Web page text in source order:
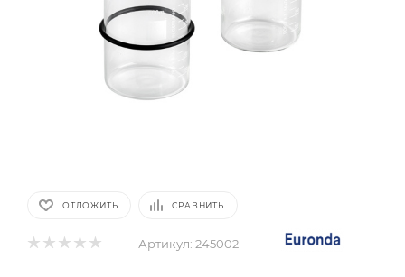
ОТЛОЖИТЬ СРАВНИТЬ
Артикул: 245002